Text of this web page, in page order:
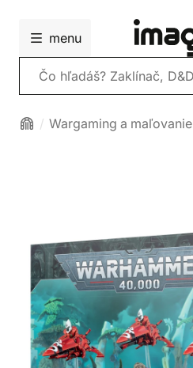
menu
Vyhľadávanie
Wargaming a maľovanie